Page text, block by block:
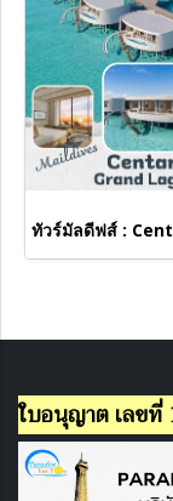
ใบอนุญาต เลข